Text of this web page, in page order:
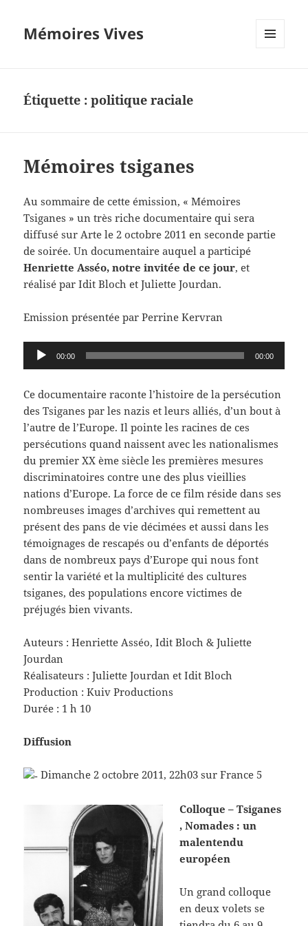
Mémoires Vives
Étiquette :politique raciale
Mémoires tsiganes
Au sommaire de cette émission, « Mémoires
Tsiganes » un très riche documentaire qui sera
diffusé sur Arte le 2 octobre 2011 en seconde partie
de soirée. Un documentaire auquel a participé
Henriette Asséo, notre invitée de ce jour, et
réalisé par Idit Bloch et Juliette Jourdan.
Emission présentée par Perrine Kervran
Lecteur
audio
00:00 00:00
Ce documentaire raconte l’histoire de la persécution
des Tsiganes par les nazis et leurs alliés, d’un bout à
l’autre de l’Europe. Il pointe les racines de ces
persécutions quand naissent avec les nationalismes
du premier XX ème siècle les premières mesures
discriminatoires contre une des plus vieillies
nations d’Europe. La force de ce film réside dans ses
nombreuses images d’archives qui remettent au
présent des pans de vie décimées et aussi dans les
témoignages de rescapés ou d’enfants de déportés
dans de nombreux pays d’Europe qui nous font
sentir la variété et la multiplicité des cultures
tsiganes, des populations encore victimes de
préjugés bien vivants.
Auteurs : Henriette Asséo, Idit Bloch & Juliette
Jourdan
Réalisateurs : Juliette Jourdan et Idit Bloch
Production : Kuiv Productions
Durée : 1 h 10
Diffusion
Dimanche 2 octobre 2011, 22h03 sur France 5
Colloque – Tsiganes
, Nomades : un
malentendu
européen
Un grand colloque
en deux volets se